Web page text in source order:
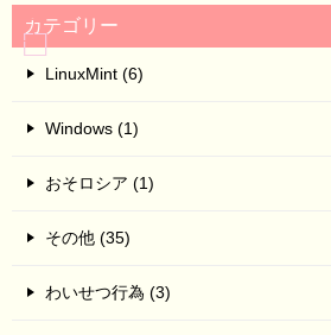
カテゴリー
LinuxMint (6)
Windows (1)
おそロシア (1)
その他 (35)
わいせつ行為 (3)